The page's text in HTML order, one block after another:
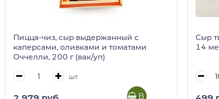
Пицца-чиз, сыр выдержанный с
каперсами, оливками и томатами
Оччелли, 200 г (вак/уп)
шт
В корзину
Сыр
14